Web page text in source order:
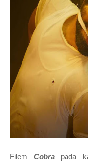
Filem Cobra pada